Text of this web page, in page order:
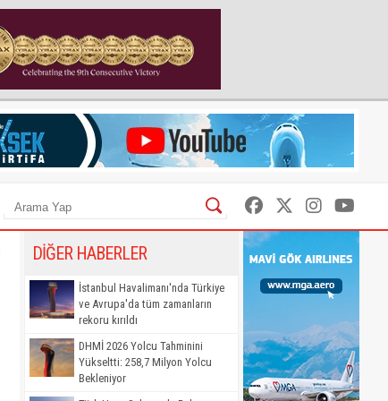
DİĞER HABERLER
İstanbul Havalimanı'nda Türkiye
ve Avrupa'da tüm zamanların
rekoru kırıldı
DHMİ 2026 Yolcu Tahminini
Yükseltti: 258,7 Milyon Yolcu
Bekleniyor